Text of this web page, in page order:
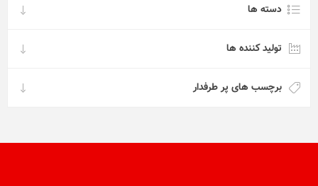
دسته ها
تولید کننده ها
برچسب های پر طرفدار